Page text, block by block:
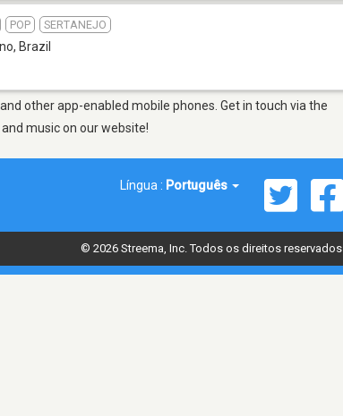
POP SERTANEJO
, Brazil
other app-enabled mobile phones. Get in touch via the
music on our website!
Língua : Português
© 2026 Streema, Inc. Todos os direitos reservados